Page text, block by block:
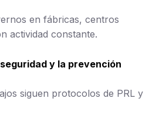
en fábricas, centros
actividad constante.
y la prevención
siguen protocolos de PRL y